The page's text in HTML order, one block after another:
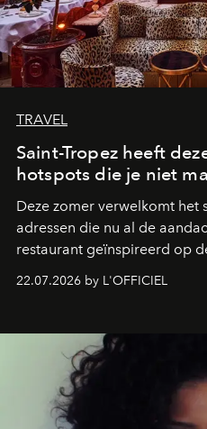
TRAVEL
Saint-Tropez heeft
hotspots die je niet
Deze zomer verwelkomt het
adressen die nu al de
restaurant geïnspireerd op
zestig, een Japanse hotspot
verandert in een bruisende
neerstrijkt in Saint-Tropez.
die deze zomer de toon
zwoele nachten.
22.07.2026 by L'OFFICIEL